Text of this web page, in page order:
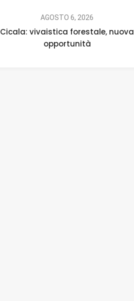
AGOSTO 6, 2026
Cicala: vivaistica forestale, nuova
opportunità